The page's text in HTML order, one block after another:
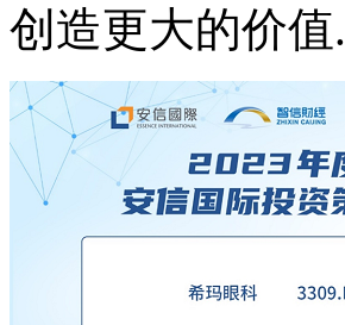
创造更大的价值.